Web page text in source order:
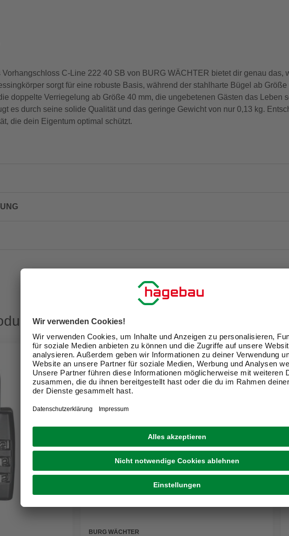
C-Line 222 40 SB von BURG WÄCHTER bietet dir genau das,
sorgt für eine robuste Basis, während der stahlharte Bügel ab
doppelte Verriegelung ab Größe 40 mm, die ungebetenen Gästen das Leben
es durch seine solide Qualität und das geringe Gewicht von nur 0,13 kg.
die dein Eigentum optimal schützt.
BURG WÄCHTER